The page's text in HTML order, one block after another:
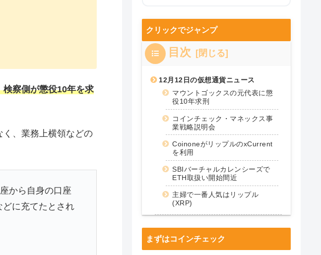
察側が懲役10年を求
、業務上横領などの
から自身の口座
に充てたとされ
クリックでジャンプ
目次
12月12日の仮想通貨ニュース
マウントゴックスの元代表に懲
役10年求刑
コインチェック・マネックス事
業戦略説明会
CoinoneがリップルのxCurrent
を利用
SBIバーチャルカレンシーズで
ETH取扱い開始間近
主婦で一番人気はリップル
(XRP)
仮想通貨ポートフォリオ【メイ
まずはコインチェック